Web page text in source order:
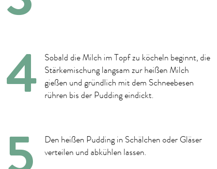
Sobald die Milch im Topf zu köcheln beginnt, die
Stärkemischung langsam zur heißen Milch
gießen und gründlich mit dem Schneebesen
rühren bis der Pudding eindickt.
Den heißen Pudding in Schälchen oder Gläser
verteilen und abkühlen lassen.